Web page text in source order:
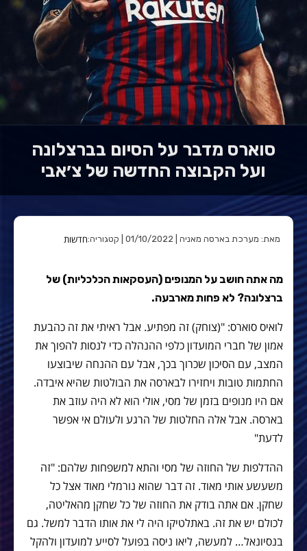
סוארס מדבר על הסיום בברצלונה
ועל הקבוצה החדשה של צ׳אבי
מאת: מערכת בארסה מאניה | 01/10/2022 | קטגוריה: חדשות
מה אתה חושב על המנופים (העסקאות הכלכליות) של
ברצלונה? לא פחות מארבעה.
לואיס סוארס: "(צוחק) זה מפתיע. אבל ראיתי את זה כהבעת
אמון של חברי המועדון כלפי ההנהלה כדי לנסות להפוך את
המצב, עם הסיכון שכרוך בכך, אבל עם ההנחה שיבוצעו
החתמות טובות ויחזירו לבארסה את הבולטות שהיא איבדה.
אם היו מנופים בזמן של מסי, אולי הוא לא היה עוזב את
בארסה. אבל אלה החלטות של הרגע ולעולם אי אפשר
לדעת"
ההדלפות של החוזה של מסי והתא למשפחות שלהם: "זה
משעשע אותי מאוד. זה דבר שהוא נורמלי מאוד אצל כל
שחקן. אם אתה בודק את החוזה של כל שחקן מהאליטה,
לכולם יש את זה. באתלטיקו היה לי את אותו הדבר למשל. גם
בנסיונאל… למעשה, ליאו ניסה בפועל לסייע למועדון ולהקל